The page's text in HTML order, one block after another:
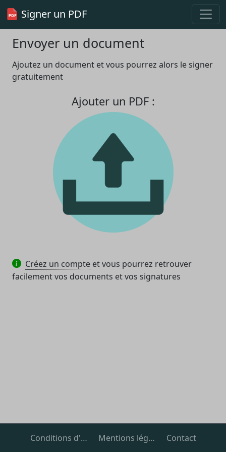
Signer un PDF
Envoyer un document
Ajoutez un document et vous pourrez alors le signer
gratuitement
Ajouter un PDF :
Créez un compte et vous pourrez retrouver
facilement vos documents et vos signatures
Conditions d'utilisation Mentions légales Contact